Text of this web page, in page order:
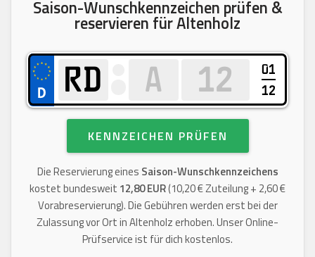
Saison-Wunschkennzeichen prüfen &
reservieren für Altenholz
01
12
KENNZEICHEN PRÜFEN
Die Reservierung eines Saison-Wunschkennzeichens
kostet bundesweit 12,80 EUR(10,20 € Zuteilung + 2,60 €
Vorabreservierung). Die Gebühren werden erst bei der
Zulassung vor Ort in Altenholz erhoben. Unser Online-
Prüfservice ist für dich kostenlos.